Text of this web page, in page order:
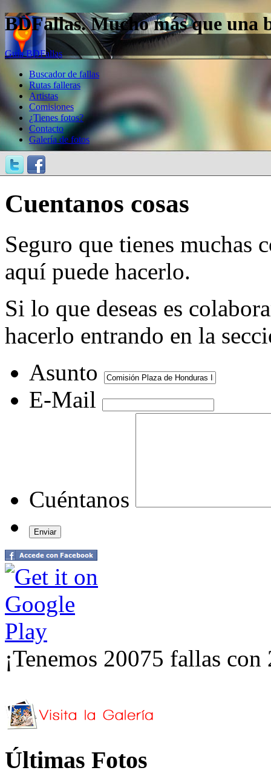
BDFallas. Mucho más que una
Guía BDFallas
Buscador de fallas
Rutas falleras
Artistas
Comisiones
¿Tienes fotos?
Contacto
Galería de fotos
Cuentanos cosas
Seguro que tienes muchas
aquí puede hacerlo.
Si lo que deseas es
hacerlo entrando en la
Asunto
E-Mail
Cuéntanos
¡Tenemos 20075 fallas
Últimas Fotos